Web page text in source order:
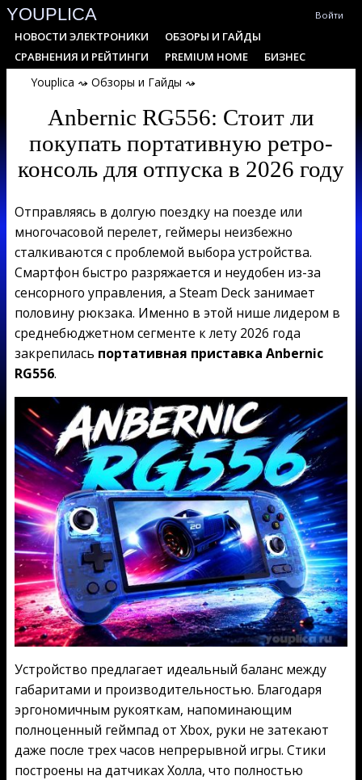
Skip
to
content
YOUPLICA Войти
Primary
Navigation
Menu
НОВОСТИ ЭЛЕКТРОНИКИ
ОБЗОРЫ И ГАЙДЫ
СРАВНЕНИЯ И РЕЙТИНГИ
PREMIUM HOME БИЗНЕС
Youplica ⤳ Обзоры и Гайды ⤳
Anbernic RG556: Стоит ли
покупать портативную ретро-
консоль для отпуска в 2026 году
Отправляясь в долгую поездку на поезде или
многочасовой перелет, геймеры неизбежно
сталкиваются с проблемой выбора устройства.
Смартфон быстро разряжается и неудобен из-за
сенсорного управления, а Steam Deck занимает
половину рюкзака. Именно в этой нише лидером в
среднебюджетном сегменте к лету 2026 года
закрепилась портативная приставка Anbernic
RG556.
Устройство предлагает идеальный баланс между
габаритами и производительностью. Благодаря
эргономичным рукояткам, напоминающим
полноценный геймпад от Xbox, руки не затекают
даже после трех часов непрерывной игры. Стики
построены на датчиках Холла, что полностью